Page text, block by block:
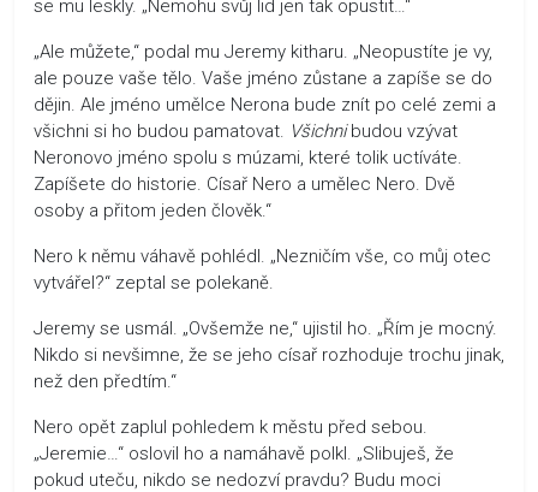
se mu leskly. „Nemohu svůj lid jen tak opustit…“
„Ale můžete,“ podal mu Jeremy kitharu. „Neopustíte je vy,
ale pouze vaše tělo. Vaše jméno zůstane a zapíše se do
dějin. Ale jméno umělce Nerona bude znít po celé zemi a
všichni si ho budou pamatovat. Všichnibudou vzývat
Neronovo jméno spolu s múzami, které tolik uctíváte.
Zapíšete do historie. Císař Nero a umělec Nero. Dvě
osoby a přitom jeden člověk.“
Nero k němu váhavě pohlédl. „Nezničím vše, co můj otec
vytvářel?“ zeptal se polekaně.
Jeremy se usmál. „Ovšemže ne,“ ujistil ho. „Řím je mocný.
Nikdo si nevšimne, že se jeho císař rozhoduje trochu jinak,
než den předtím.“
Nero opět zaplul pohledem k městu před sebou.
„Jeremie…“ oslovil ho a namáhavě polkl. „Slibuješ, že
pokud uteču, nikdo se nedozví pravdu? Budu moci